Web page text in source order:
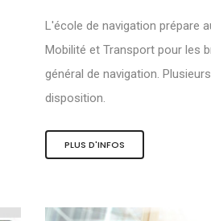
L'école de navigation prépare
Mobilité et Transport pour les
général de navigation.
disposition.
PLUS D'INFOS